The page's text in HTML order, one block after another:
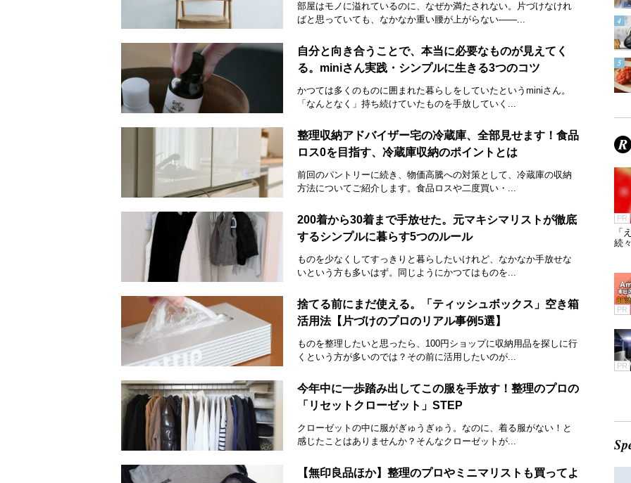
部屋はモノに溢れているのに、なぜか満たされない。片づけなけれ
ばと思っていても、なかなか重い腰が上がらない——...
自分と向き合うことで、本当に必要なものが見えてく
る。miniさん実践・シンプルに生きる3つのコツ
かつては多くのものに囲まれた暮らしをしていたというminiさん。
「なんとなく」持ち続けていたものを手放していく...
整理収納アドバイザー宅の冷蔵庫、全部見せます！食品
ロス0を目指す、冷蔵庫収納のポイントとは
前回のパントリーに続き、物価高騰への対策として、冷蔵庫の収納
方法についてご紹介します。食品ロスや二度買い・...
200着から30着まで手放せた。元マキシマリストが徹底
するシンプルに暮らす5つのルール
ものを少なくしてすっきりと暮らしたいけれど、なかなか手放せな
いという方も多いはず。同じようにかつてはものを...
捨てる前にまだ使える。「ティッシュボックス」空き箱
活用法【片づけのプロのリアル事例5選】
ものを整理したいと思ったら、100円ショップに収納用品を探しに行
くという方が多いのでは？その前に活用したいのが...
今年中に一歩踏み出してこの服を手放す！整理のプロの
「リセットクローゼット」STEP
クローゼットの中に服がぎゅうぎゅう。なのに、着る服がない！と
感じたことはありませんか？そんなクローゼットが...
【無印良品ほか】整理のプロやミニマリストも買ってよ
PR
「
続
PR
PR